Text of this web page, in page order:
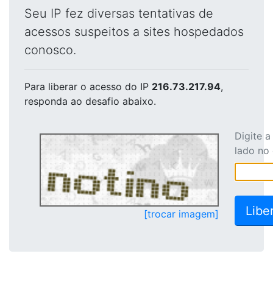
Seu IP fez diversas tentativas de
acessos suspeitos a sites hospedados
conosco.
Para liberar o acesso do IP 216.73.217.94,
responda ao desafio abaixo.
[trocar imagem]
Digite
lado no